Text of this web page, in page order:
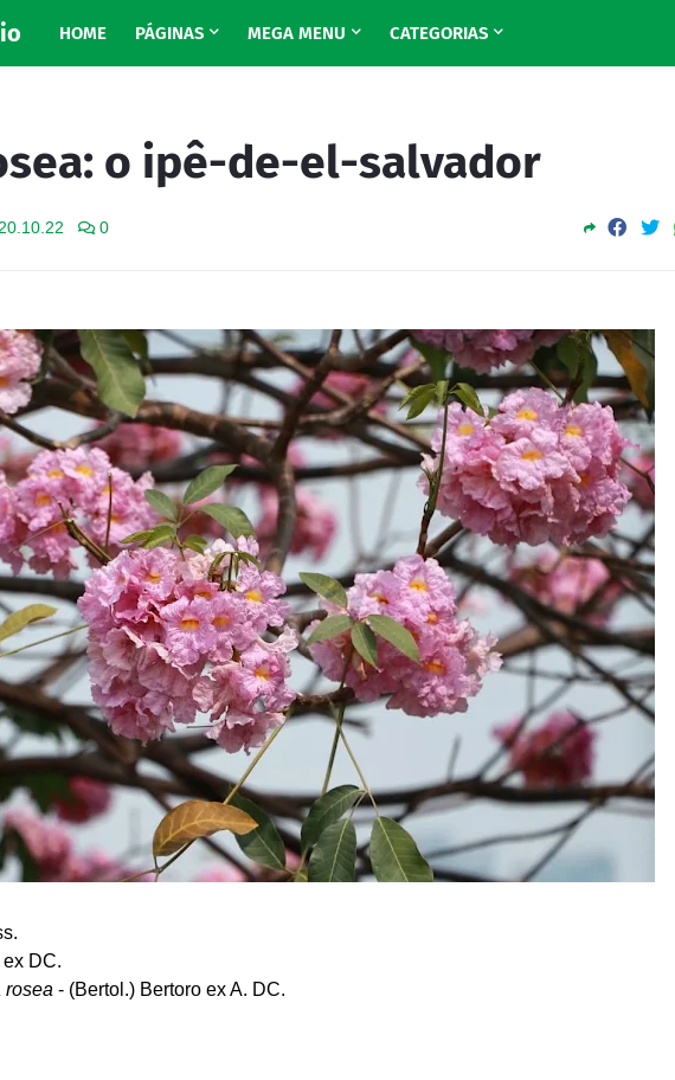
HOME PÁGINAS MEGA MENU CATEGORIAS
o ipê-de-el-salvador
20.10.22 0
.
DC.
rosea - (Bertol.) Bertoro ex A. DC.